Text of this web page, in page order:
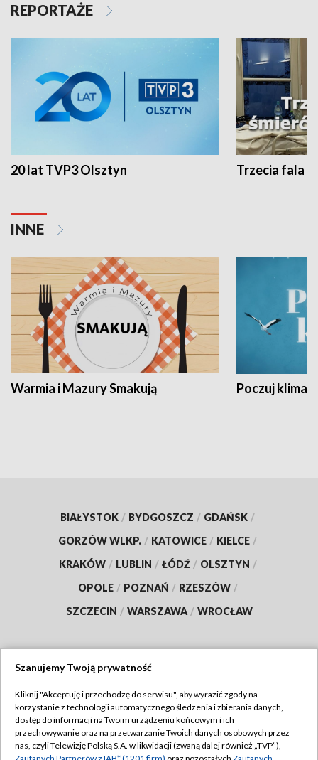
REPORTAŻE
20 lat TVP3 Olsztyn Trzecia fala -
INNE
Warmia i Mazury Smakują Poczuj klimat
BIAŁYSTOK / BYDGOSZCZ / GDAŃSK /
GORZÓW WLKP. / KATOWICE / KIELCE /
KRAKÓW / LUBLIN / ŁÓDŹ / OLSZTYN /
OPOLE / POZNAŃ / RZESZÓW /
SZCZECIN / WARSZAWA / WROCŁAW
TVP
Abonament TVP
Emisja w TVP
Regulamin TVP
Szanujemy Twoją prywatność
Kliknij "Akceptuję i przechodzę do serwisu", aby wyrazić zgody na
korzystanie z technologii automatycznego śledzenia i zbierania danych,
dostęp do informacji na Twoim urządzeniu końcowym i ich
przechowywanie oraz na przetwarzanie Twoich danych osobowych przez
nas, czyli Telewizję Polską S.A. w likwidacji (zwaną dalej również „TVP”),